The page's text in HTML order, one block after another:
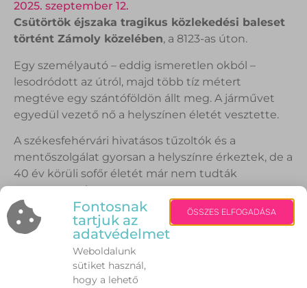
2025. szeptember 12.
Csütörtök éjszaka tragikus közlekedési baleset
történt Zámoly közelében, a 8123-as úton.
Egy személyautó – eddig ismeretlen okból –
lesodródott az útról, majd több tíz métert
megtéve egy szántóföldön állt meg. A járművet
egyedül vezető nő a helyszínen életét vesztette.
A székesfehérvári hivatásos tűzoltók és a
mentőszolgálat gyorsan a helyszínre érkeztek, de a
40 év körüli sofőr életét már nem tudták
megmenteni.
A tűzoltók áramtalanították a járművet, majd a
mentőkkel együttműködve emelték ki a nőt a
A baleset körülményeit jelenleg a rendőrség
Fontosnak
tartjuk az
adatvédelmet
Weboldalunk
sütiket használ,
hogy a lehető
ÖSSZES ELFOGADÁSA